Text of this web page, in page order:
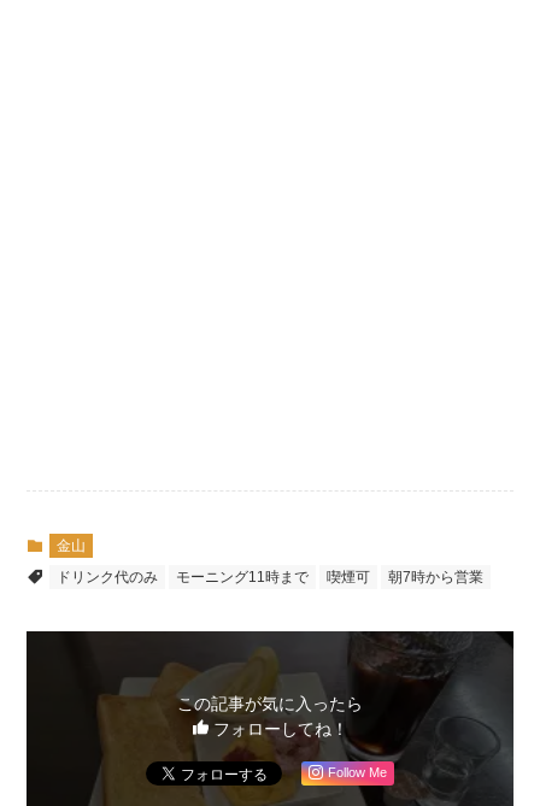
金山
ドリンク代のみ
モーニング11時まで 喫煙可 朝7時から営業
この記事が気に入ったら
フォローしてね！
Follow Me